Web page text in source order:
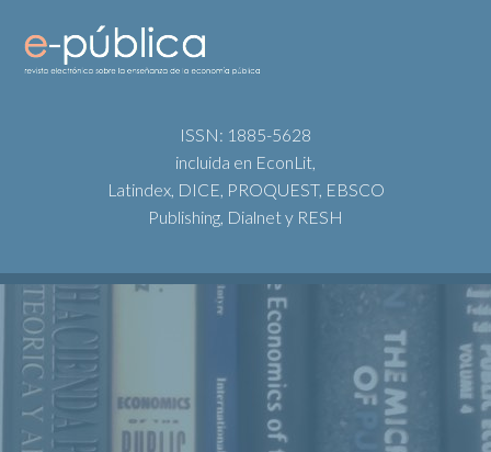
ISSN: 1885-5628
incluida en EconLit,
Latindex, DICE, PROQUEST, EBSCO
Publishing, Dialnet y RESH